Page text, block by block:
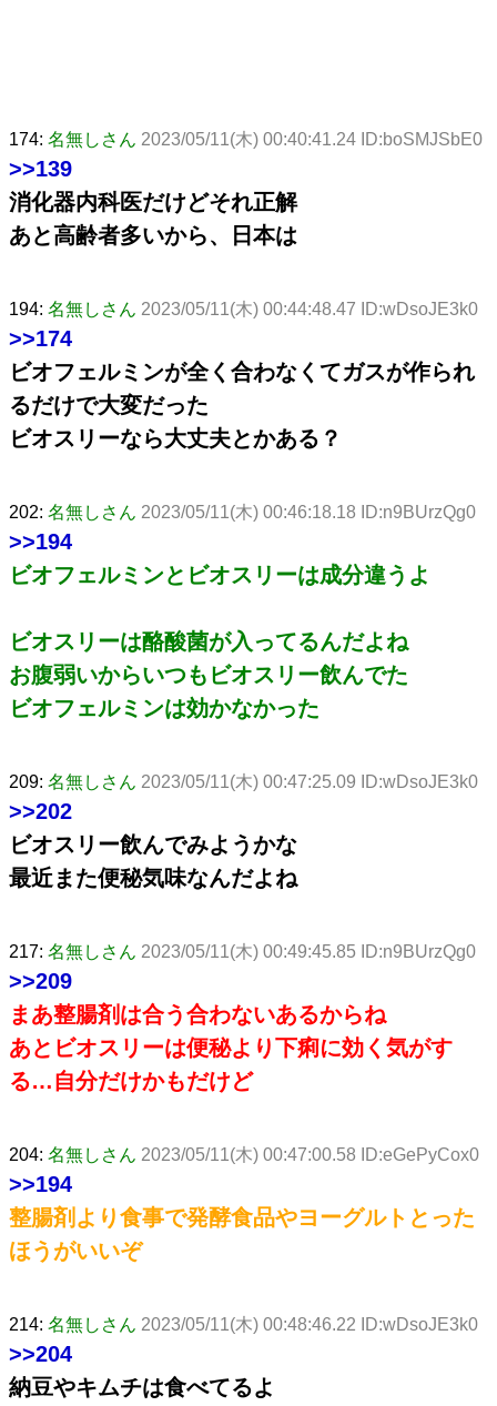
174: 名無しさん 2023/05/11(木) 00:40:41.24 ID:boSMJSbE0
>>139
消化器内科医だけどそれ正解
あと高齢者多いから、日本は
194: 名無しさん 2023/05/11(木) 00:44:48.47 ID:wDsoJE3k0
>>174
ビオフェルミンが全く合わなくてガスが作られ
るだけで大変だった
ビオスリーなら大丈夫とかある？
202: 名無しさん 2023/05/11(木) 00:46:18.18 ID:n9BUrzQg0
>>194
ビオフェルミンとビオスリーは成分違うよ
ビオスリーは酪酸菌が入ってるんだよね
お腹弱いからいつもビオスリー飲んでた
ビオフェルミンは効かなかった
209: 名無しさん 2023/05/11(木) 00:47:25.09 ID:wDsoJE3k0
>>202
ビオスリー飲んでみようかな
最近また便秘気味なんだよね
217: 名無しさん 2023/05/11(木) 00:49:45.85 ID:n9BUrzQg0
>>209
まあ整腸剤は合う合わないあるからね
あとビオスリーは便秘より下痢に効く気がす
る…自分だけかもだけど
204: 名無しさん 2023/05/11(木) 00:47:00.58 ID:eGePyCox0
>>194
整腸剤より食事で発酵食品やヨーグルトとった
ほうがいいぞ
214: 名無しさん 2023/05/11(木) 00:48:46.22 ID:wDsoJE3k0
>>204
納豆やキムチは食べてるよ